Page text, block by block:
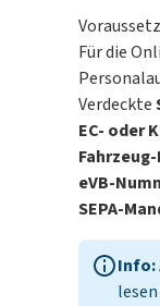
Für die
Verdeckte
EC- oder
eVB-
SEPA-
Info: